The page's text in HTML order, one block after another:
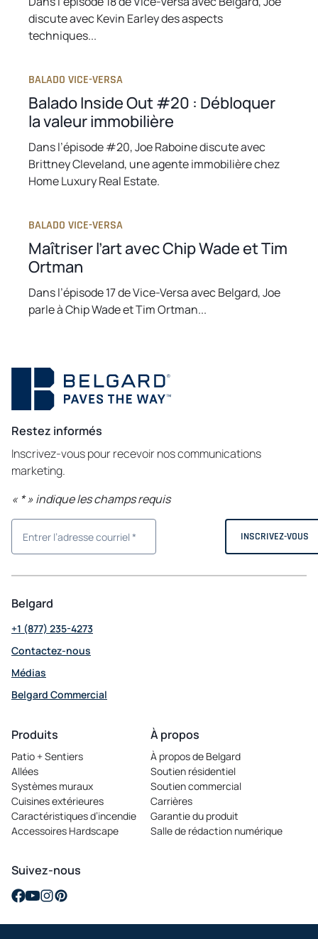
discute avec Kevin Earley des aspects
techniques...
BALADO VICE-VERSA
Balado Inside Out #20 : Débloquer
la valeur immobilière
Dans l’épisode #20, Joe Raboine discute avec
Brittney Cleveland, une agente immobilière chez
Home Luxury Real Estate.
BALADO VICE-VERSA
Maîtriser l’art avec Chip Wade et Tim
Ortman
Dans l’épisode 17 de Vice-Versa avec Belgard, Joe
parle à Chip Wade et Tim Ortman...
Restez informés
Inscrivez-vous pour recevoir nos communications
marketing.
« *» indique les champs requis
Belgard
+1 (877) 235-4273
Contactez-nous
Médias
Belgard Commercial
in
a
new
tab
Produits
Patio + Sentiers
Allées
Systèmes muraux
Cuisines extérieures
Caractéristiques d’incendie
Accessoires Hardscape
À propos
À propos de Belgard
Soutien résidentiel
Soutien commercial
Carrières
opens
in
a
Garantie du produit
Salle de rédaction numérique
Suivez-nous
opens
opens
opensopens